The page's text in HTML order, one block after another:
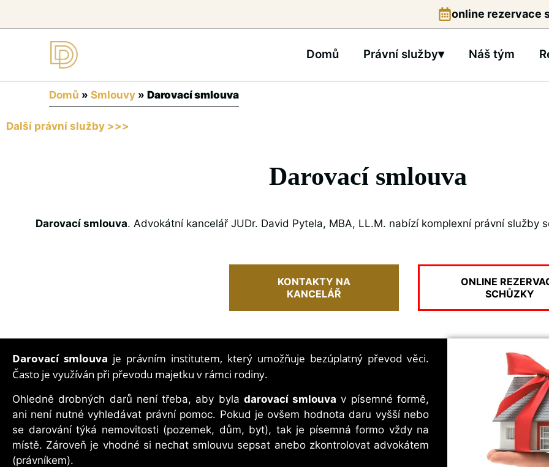
online rezervace
Domů Právní služby▾ Náš tým
Domů » Smlouvy» Darovací smlouva
Další právní služby >>>
Darovací smlouva
Darovací smlouva. Advokátní kancelář JUDr. David Pytela, MBA, LL.M. nabízí komplexní právní služby
KONTAKTY NA
KANCELÁŘ
ONLINE
SCHŮZKY
Darovací smlouva je právním institutem, který umožňuje bezúplatný převod věci.
Často je využíván při převodu majetku v rámci rodiny.
Ohledně drobných darů není třeba, aby byla darovací smlouva v písemné formě,
ani není nutné vyhledávat právní pomoc. Pokud je ovšem hodnota daru vyšší nebo
se darování týká nemovitosti (pozemek, dům, byt), tak je písemná formo vždy na
místě. Zároveň je vhodné si nechat smlouvu sepsat anebo zkontrolovat advokátem
(právníkem).